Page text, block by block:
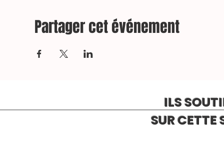
Partager cet événement
ILS
SUR